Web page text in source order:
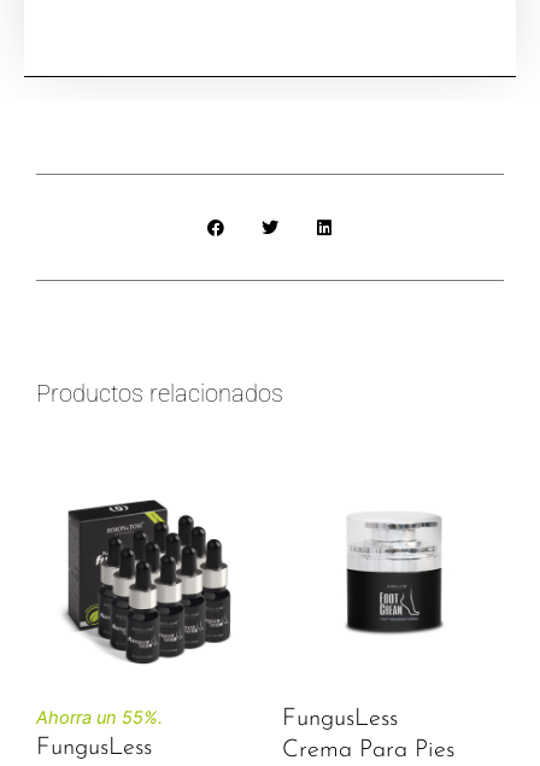
Productos relacionados
Ahorra un 55%.
FungusLess
FungusLess
Crema Para Pies